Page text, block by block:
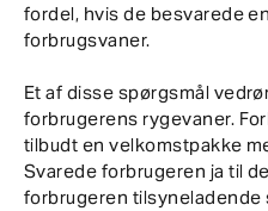
fordel, hvis de besvarede
forbrugsvaner.
Et af disse spørgsmål
forbrugerens rygevaner.
tilbudt en velkomstpakke
Svarede forbrugeren ja til
forbrugeren tilsyneladende